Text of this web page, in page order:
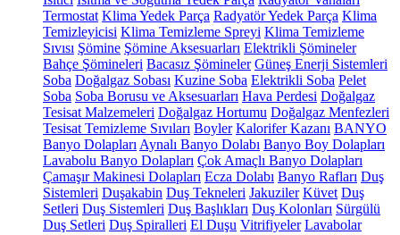
Termostat Klima Yedek Parça Radyatör Yedek Parça Klima
Temizleyicisi Klima Temizleme Spreyi Klima Temizleme
Sıvısı Şömine Şömine Aksesuarları Elektrikli Şömineler
Bahçe Şömineleri Bacasız Şömineler Güneş Enerji Sistemleri
Soba Doğalgaz Sobası Kuzine Soba Elektrikli Soba Pelet
Soba Soba Borusu ve Aksesuarları Hava Perdesi Doğalgaz
Tesisat Malzemeleri Doğalgaz Hortumu Doğalgaz Menfezleri
Tesisat Temizleme Sıvıları Boyler Kalorifer Kazanı BANYO
Banyo Dolapları Aynalı Banyo Dolabı Banyo Boy Dolapları
Lavabolu Banyo Dolapları Çok Amaçlı Banyo Dolapları
Çamaşır Makinesi Dolapları Ecza Dolabı Banyo Rafları Duş
Sistemleri Duşakabin Duş Tekneleri Jakuziler Küvet Duş
Setleri Duş Sistemleri Duş Başlıkları Duş Kolonları Sürgülü
Duş Setleri Duş Spiralleri El Duşu Vitrifiyeler Lavabolar